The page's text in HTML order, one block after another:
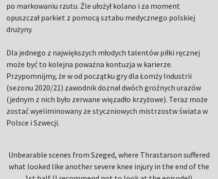
po markowaniu rzutu. Źle ułożył kolano i za moment
opuszczał parkiet z pomocą sztabu medycznego polskiej
drużyny.
Dla jednego z największych młodych talentów piłki ręcznej
może być to kolejna poważna kontuzja w karierze.
Przypomnijmy, że w od początku gry dla Łomży Industrii
(sezonu 2020/21) zawodnik doznał dwóch groźnych urazów
(jednym z nich było zerwane więzadło krzyżowe). Teraz może
zostać wyeliminowany ze styczniowych mistrzostw świata w
Polsce i Szwecji.
Unbearable scenes from Szeged, where Thrastarson suffered
what looked like another severe knee injury in the end of the